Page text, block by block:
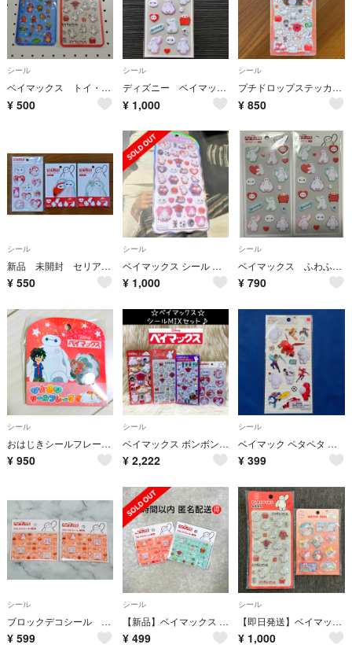
シール
ベイマックス トイ・ストーリー ぷくぷくシール
¥ 500
シール
ディズニー ベイマックス ふわふわシール
¥ 1,000
シール
プチドロップステッカー ベイマックス
¥ 850
シール
新品 未開封 セリア べーマックス ウォーターシール＆ダイカットステッカー
¥ 550
シール
ベイマックス シール ステッカー Disney コットンパフュー
¥ 1,000
シール
ベイマックス ふわふわシール セリア ２枚
¥ 790
シール
おはじきシールフレーク*ベイマックス
¥ 950
シール
ベイマックス ボンボンドロップ マシュマロ ウォーター ぷくぷく シール セット
¥ 2,222
シール
ベイマック ペタペタ シール ステッカー デコ コラージュ シール帳
¥ 399
シール
ブロックデコシール ベイマックス 2個セット ディズニー
¥ 599
シール
【新品】ベイマックス ブロックデコシール タイルシール 2種
¥ 499
シール
【即日発送】ベイマックス ぷくぷくシール＆ウォーターシール
¥ 1,000